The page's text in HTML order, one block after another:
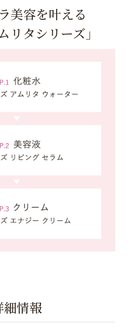
美容を叶える
リタシリーズ」
細情報